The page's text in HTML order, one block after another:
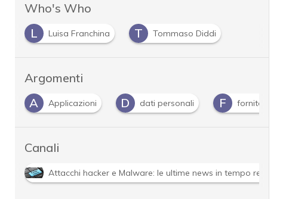
Who's Who
L
Luisa Franchina T Tommaso Diddi
Argomenti
A Applicazioni D dati personali F fornitori
Canali
Attacchi hacker e Malware: le ultime news in tempo reale e